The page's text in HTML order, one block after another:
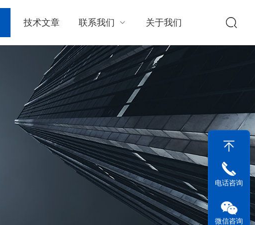
技术文章 联系我们 关于我们
电话咨询
微信咨询